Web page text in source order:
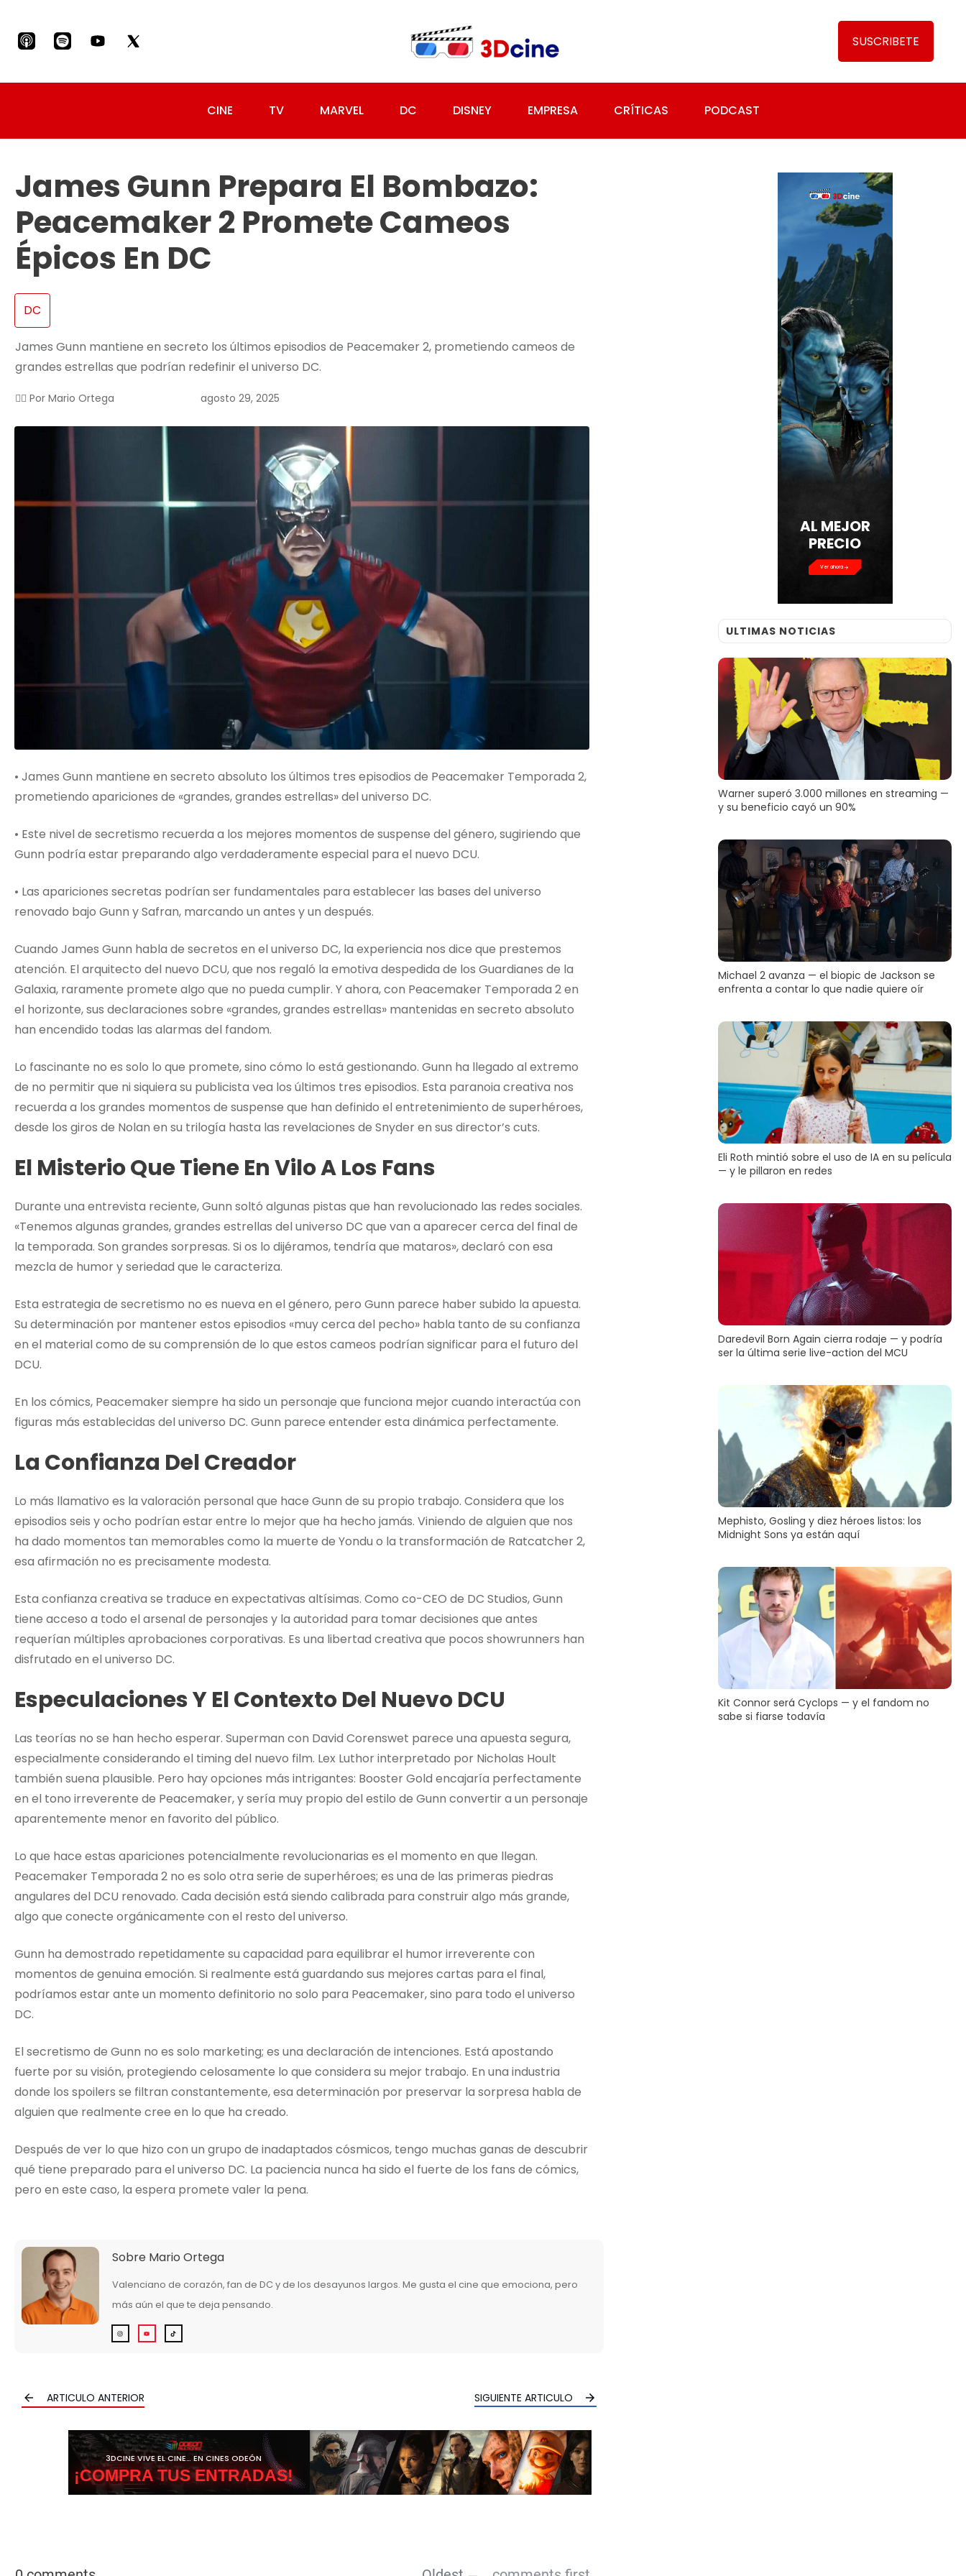
SUSCRIBETE
CINE TV MARVEL DC DISNEY EMPRESA CRÍTICAS PODCAST
James Gunn Prepara El Bombazo:
Peacemaker 2 Promete Cameos
Épicos En DC
DC
James Gunn mantiene en secreto los últimos episodios de Peacemaker 2, prometiendo cameos de
grandes estrellas que podrían redefinir el universo DC.
✍🏻 Por Mario Ortega agosto 29, 2025
• James Gunn mantiene en secreto absoluto los últimos tres episodios de Peacemaker Temporada 2,
prometiendo apariciones de «grandes, grandes estrellas» del universo DC.
• Este nivel de secretismo recuerda a los mejores momentos de suspense del género, sugiriendo que
Gunn podría estar preparando algo verdaderamente especial para el nuevo DCU.
• Las apariciones secretas podrían ser fundamentales para establecer las bases del universo
renovado bajo Gunn y Safran, marcando un antes y un después.
Cuando James Gunn habla de secretos en el universo DC, la experiencia nos dice que prestemos
atención. El arquitecto del nuevo DCU, que nos regaló la emotiva despedida de los Guardianes de la
Galaxia, raramente promete algo que no pueda cumplir. Y ahora, con Peacemaker Temporada 2 en
el horizonte, sus declaraciones sobre «grandes, grandes estrellas» mantenidas en secreto absoluto
han encendido todas las alarmas del fandom.
Lo fascinante no es solo lo que promete, sino cómo lo está gestionando. Gunn ha llegado al extremo
de no permitir que ni siquiera su publicista vea los últimos tres episodios. Esta paranoia creativa nos
recuerda a los grandes momentos de suspense que han definido el entretenimiento de superhéroes,
desde los giros de Nolan en su trilogía hasta las revelaciones de Snyder en sus director’s cuts.
El Misterio Que Tiene En Vilo A Los Fans
Durante una entrevista reciente, Gunn soltó algunas pistas que han revolucionado las redes sociales.
«Tenemos algunas grandes, grandes estrellas del universo DC que van a aparecer cerca del final de
la temporada. Son grandes sorpresas. Si os lo dijéramos, tendría que mataros», declaró con esa
mezcla de humor y seriedad que le caracteriza.
Esta estrategia de secretismo no es nueva en el género, pero Gunn parece haber subido la apuesta.
Su determinación por mantener estos episodios «muy cerca del pecho» habla tanto de su confianza
en el material como de su comprensión de lo que estos cameos podrían significar para el futuro del
DCU.
En los cómics, Peacemaker siempre ha sido un personaje que funciona mejor cuando interactúa con
figuras más establecidas del universo DC. Gunn parece entender esta dinámica perfectamente.
La Confianza Del Creador
Lo más llamativo es la valoración personal que hace Gunn de su propio trabajo. Considera que los
episodios seis y ocho podrían estar entre lo mejor que ha hecho jamás. Viniendo de alguien que nos
ha dado momentos tan memorables como la muerte de Yondu o la transformación de Ratcatcher 2,
esa afirmación no es precisamente modesta.
Esta confianza creativa se traduce en expectativas altísimas. Como co-CEO de DC Studios, Gunn
tiene acceso a todo el arsenal de personajes y la autoridad para tomar decisiones que antes
requerían múltiples aprobaciones corporativas. Es una libertad creativa que pocos showrunners han
disfrutado en el universo DC.
Especulaciones Y El Contexto Del Nuevo DCU
Las teorías no se han hecho esperar. Superman con David Corenswet parece una apuesta segura,
especialmente considerando el timing del nuevo film. Lex Luthor interpretado por Nicholas Hoult
también suena plausible. Pero hay opciones más intrigantes: Booster Gold encajaría perfectamente
en el tono irreverente de Peacemaker, y sería muy propio del estilo de Gunn convertir a un personaje
aparentemente menor en favorito del público.
Lo que hace estas apariciones potencialmente revolucionarias es el momento en que llegan.
Peacemaker Temporada 2 no es solo otra serie de superhéroes; es una de las primeras piedras
angulares del DCU renovado. Cada decisión está siendo calibrada para construir algo más grande,
algo que conecte orgánicamente con el resto del universo.
Gunn ha demostrado repetidamente su capacidad para equilibrar el humor irreverente con
momentos de genuina emoción. Si realmente está guardando sus mejores cartas para el final,
podríamos estar ante un momento definitorio no solo para Peacemaker, sino para todo el universo
DC.
El secretismo de Gunn no es solo marketing; es una declaración de intenciones. Está apostando
fuerte por su visión, protegiendo celosamente lo que considera su mejor trabajo. En una industria
donde los spoilers se filtran constantemente, esa determinación por preservar la sorpresa habla de
alguien que realmente cree en lo que ha creado.
Después de ver lo que hizo con un grupo de inadaptados cósmicos, tengo muchas ganas de descubrir
qué tiene preparado para el universo DC. La paciencia nunca ha sido el fuerte de los fans de cómics,
pero en este caso, la espera promete valer la pena.
Sobre Mario Ortega
Valenciano de corazón, fan de DC y de los desayunos largos. Me gusta el cine que emociona, pero
más aún el que te deja pensando.
ARTICULO ANTERIOR SIGUIENTE ARTICULO
3DCINE VIVE EL CINE… EN CINES ODEÓN
¡COMPRA TUS ENTRADAS!
AL MEJOR
PRECIO
Ver ahora
ULTIMAS NOTICIAS
Warner superó 3.000 millones en streaming —
y su beneficio cayó un 90%
Michael 2 avanza — el biopic de Jackson se
enfrenta a contar lo que nadie quiere oír
Eli Roth mintió sobre el uso de IA en su película
— y le pillaron en redes
Daredevil Born Again cierra rodaje — y podría
ser la última serie live-action del MCU
Mephisto, Gosling y diez héroes listos: los
Midnight Sons ya están aquí
Kit Connor será Cyclops — y el fandom no
sabe si fiarse todavía